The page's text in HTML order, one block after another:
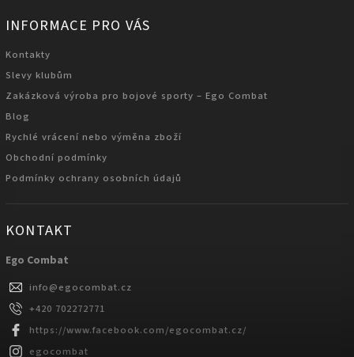
INFORMACE PRO VÁS
Kontakty
Slevy klubům
Zakázková výroba pro bojové sporty – Ego Combat
Blog
Rychlé vrácení nebo výměna zboží
Obchodní podmínky
Podmínky ochrany osobních údajů
KONTAKT
Ego Combat
info@egocombat.cz
+420 702272771
https://www.facebook.com/egocombat.cz/
egocombat